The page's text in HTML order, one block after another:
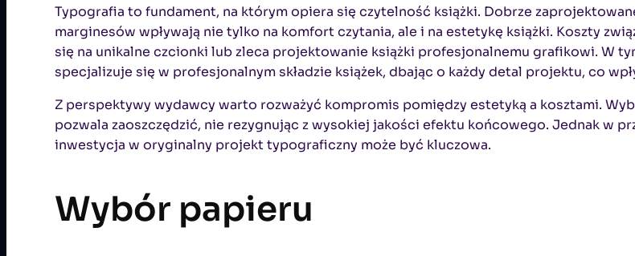
Typografia to fundament, na którym opiera się czytelność książki. Dobrze
marginesów wpływają nie tylko na komfort czytania, ale i na estetykę książki. Koszty
się na unikalne czcionki lub zleca projektowanie książki profesjonalnemu grafikowi. W
specjalizuje się w profesjonalnym składzie książek, dbając o każdy detal projektu, co
Z perspektywy wydawcy warto rozważyć kompromis pomiędzy estetyką a kosztami.
pozwala zaoszczędzić, nie rezygnując z wysokiej jakości efektu końcowego. Jednak w
inwestycja w oryginalny projekt typograficzny może być kluczowa.
Wybór papieru